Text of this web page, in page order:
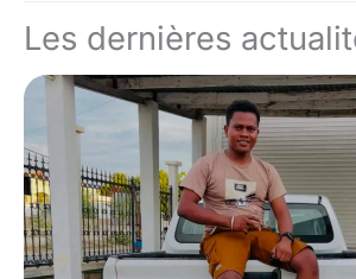
Les dernières